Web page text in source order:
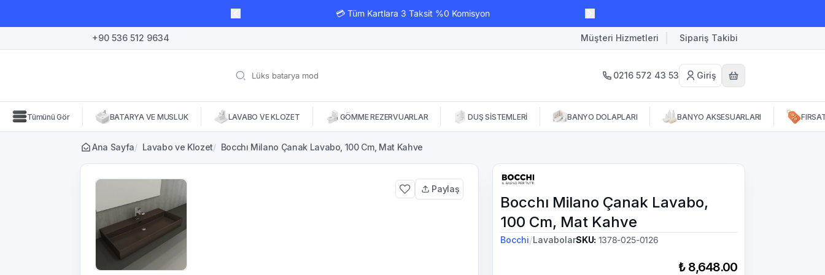
💳 Tüm Kartlara 3 Taksit %0 Komisyon
+90 536 512 9634 Müşteri Hizmetleri Sipariş Takibi
0216 572 43 53 Giriş
Tümünü Gör BATARYA VE MUSLUK LAVABO VE KLOZET GÖMME REZERVUARLAR DUŞ SİSTEMLERİ BANYO DOLAPLARI BANYO AKSESUARLARI
Ana Sayfa/ Lavabo ve Klozet/ Bocchı Milano Çanak Lavabo, 100 Cm, Mat Kahve
Paylaş
Bocchı Milano Çanak Lavabo,
100 Cm, Mat Kahve
Bocchi/LavabolarSKU: 1378-025-0126
₺ 8,648.00